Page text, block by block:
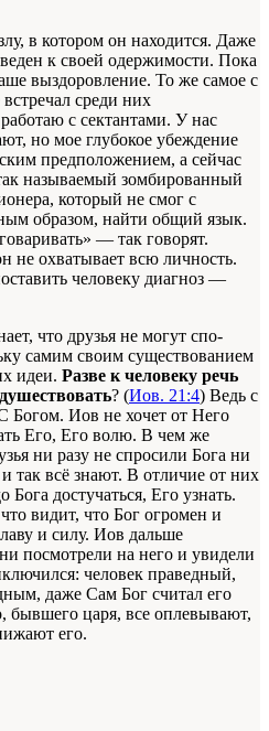
в котором он находится. Даже
к своей одержимости. Пока
выздоровление. То же самое с
среди них
с сектантами. У нас
но мое глубокое убеждение
предположением, а сейчас
называемый зомбированный
который не смог с
образом, найти общий язык.
— так говорят.
не охватывает всю личность.
человеку диагноз —
что друзья не могут спо-
самим своим существованием
идеи. Разве к человеку речь
? (Иов. 21:4) Ведь с
Богом. Иов не хочет от Него
Его, Его волю. В чем же
ни разу не спросили Бога ни
так всё знают. В отличие от них
достучаться, Его узнать.
видит, что Бог огромен и
и силу. Иов дальше
посмотрели на него и увидели
человек праведный,
даже Сам Бог считал его
бывшего царя, все оплевывают,
его.